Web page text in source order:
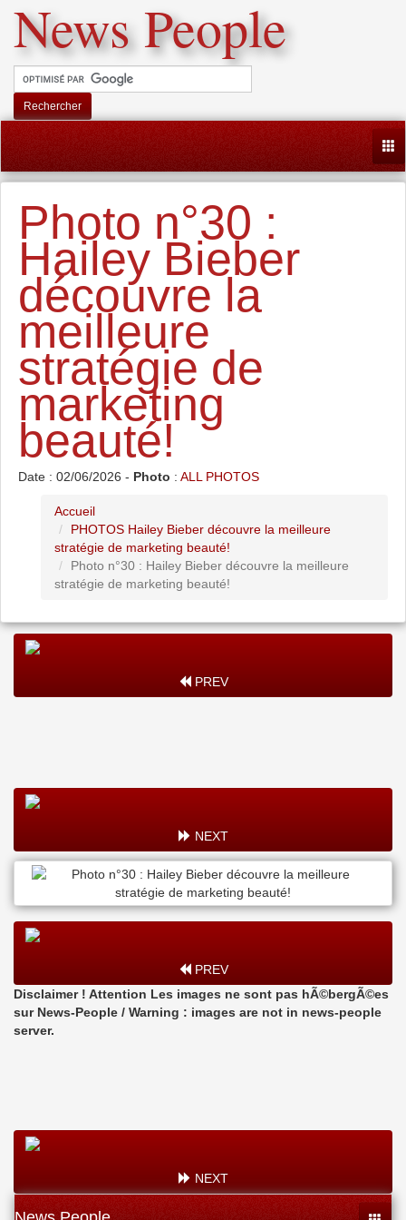
News People
Rechercher
Photo n°30 :
Hailey Bieber
découvre la
meilleure
stratégie de
marketing
beauté!
Date : 02/06/2026 - Photo : ALL PHOTOS
Accueil
PHOTOS Hailey Bieber découvre la meilleure
stratégie de marketing beauté!
Photo n°30 : Hailey Bieber découvre la meilleure
stratégie de marketing beauté!
PREV
NEXT
PREV
Disclaimer ! Attention Les images ne sont pas hÃ©bergÃ©es
sur News-People / Warning : images are not in news-people
server.
NEXT